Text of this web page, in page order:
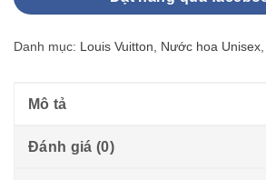
Danh mục: Louis Vuitton Nước hoa Unisex
Mô tả
Đánh giá (0)